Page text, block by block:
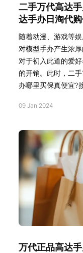
二手万代高达
达手办日淘代
随着动漫、游戏等
对模型手办产生浓
对于初入此道的爱
的开销。此时，二
办哪里买保真便宜?
09 Jan 2024
万代正品高达